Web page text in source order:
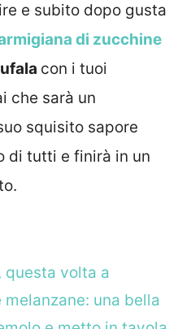
e subito dopo gusta
di zucchine
con i tuoi
che sarà un
squisito sapore
di tutti e finirà in un
questa volta a
una bella